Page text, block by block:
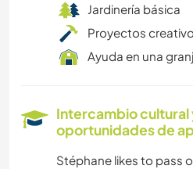
Jardinería básica
Proyectos
Ayuda en una
Intercambio cultural
oportunidades de
Stéphane likes to pass